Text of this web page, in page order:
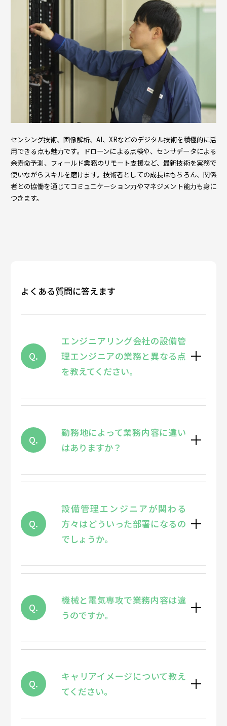
センシング技術、画像解析、AI、XRなどのデジタル技術を積極的に活
用できる点も魅力です。ドローンによる点検や、センサデータによる
余寿命予測、フィールド業務のリモート支援など、最新技術を実務で
使いながらスキルを磨けます。技術者としての成長はもちろん、関係
者との協働を通じてコミュニケーション力やマネジメント能力も身に
つきます。
よくある質問に答えます
Q.
エンジニアリング会社の設備管
理エンジニアの業務と異なる点
を教えてください。
Q.
勤務地によって業務内容に違い
はありますか？
Q.
設備管理エンジニアが関わる
方々はどういった部署になるの
でしょうか。
Q.
機械と電気専攻で業務内容は違
うのですか。
Q.
キャリアイメージについて教え
てください。